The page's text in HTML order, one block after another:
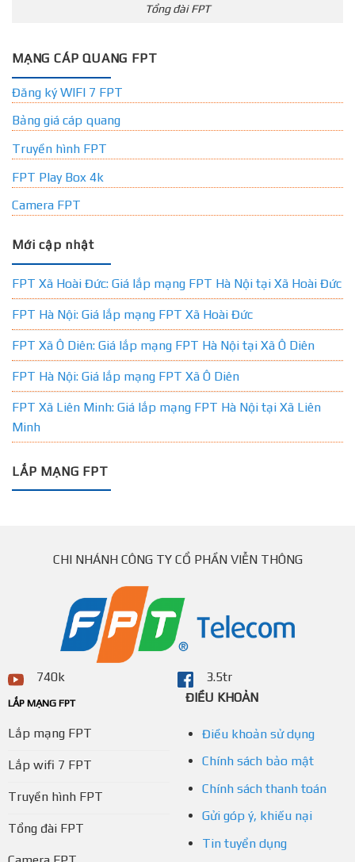
Tổng đài FPT
MẠNG CÁP QUANG FPT
Đăng ký WIFI 7 FPT
Bảng giá cáp quang
Truyền hình FPT
FPT Play Box 4k
Camera FPT
Mới cập nhật
FPT Xã Hoài Đức: Giá lắp mạng FPT Hà Nội tại Xã Hoài Đức
FPT Hà Nội: Giá lắp mạng FPT Xã Hoài Đức
FPT Xã Ô Diên: Giá lắp mạng FPT Hà Nội tại Xã Ô Diên
FPT Hà Nội: Giá lắp mạng FPT Xã Ô Diên
FPT Xã Liên Minh: Giá lắp mạng FPT Hà Nội tại Xã Liên
Minh
LẮP MẠNG FPT
CHI NHÁNH CÔNG TY CỔ PHẦN VIỄN THÔNG
740k 3.5tr
LẮP MẠNG FPT
Lắp mạng FPT
Lắp wifi 7 FPT
Truyền hình FPT
Tổng đài FPT
ĐIỀU KHOẢN
Điều khoản sử dụng
Chính sách bảo mật
Chính sách thanh toán
Gửi góp ý, khiếu nại
Tin tuyển dụng